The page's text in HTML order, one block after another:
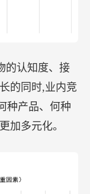
的认知度、接
的同时,业内竞
种产品、何种
加多元化。